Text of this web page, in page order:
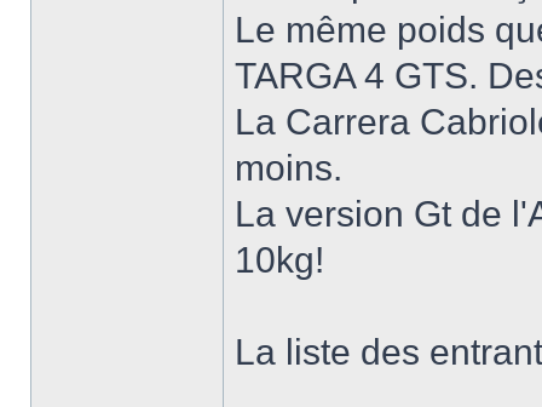
Le même poids
TARGA 4 GTS.
La Carrera
moins.
La version Gt de
10kg!
La liste des